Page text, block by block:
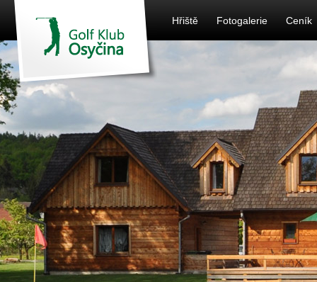
Hřiště Fotogalerie Ceník